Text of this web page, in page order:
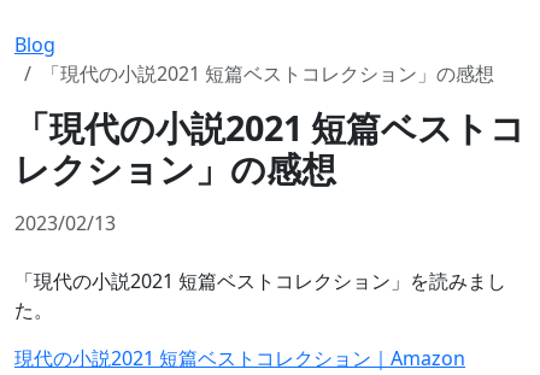
Blog
「現代の小説2021 短篇ベストコレクション」の感想
「現代の小説2021 短篇ベストコ
レクション」の感想
2023/02/13
「現代の小説2021 短篇ベストコレクション」を読みまし
た。
現代の小説2021 短篇ベストコレクション｜Amazon